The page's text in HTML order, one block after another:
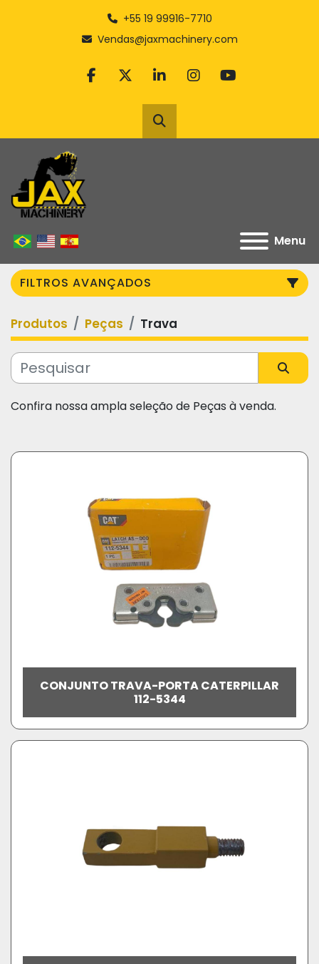
+55 19 99916-7710
Vendas@jaxmachinery.com
facebook
twitterlinkedininstagram
youtube
Pesquisar
Menu
FILTROS AVANÇADOS
Categoria
Fabricante
Produtos Peças Trava
Confira nossa ampla seleção de Peças à venda.
CONJUNTO TRAVA-PORTA CATERPILLAR
112-5344